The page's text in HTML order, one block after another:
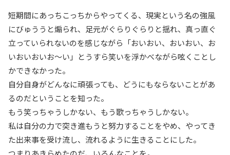
短期間にあっちこっちからやってくる、現実という名の強風
にびゅううと煽られ、足元がぐらりぐらりと揺れ、真っ直ぐ
立っていられないのを感じながら「おいおい、おいおい、お
いおいおいお～い」とうすら笑いを浮かべながら呟くことし
かできなかった。
自分自身がどんなに頑張っても、どうにもならないことがあ
るのだということを知った。
もう笑っちゃうしかない、もう歌っちゃうしかない。
私は自分の力で突き進もうと努力することをやめ、やってき
た出来事を受け流し、流れるように生きることにした。